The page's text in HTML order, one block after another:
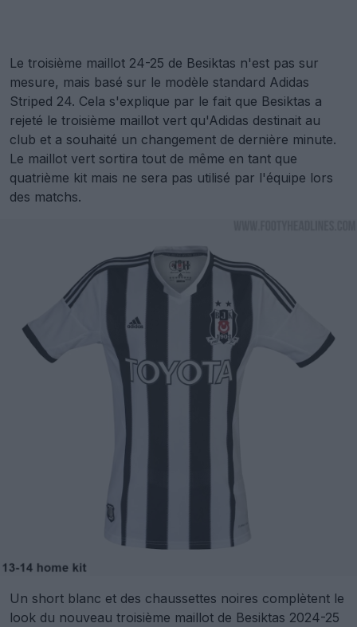
Le troisième maillot 24-25 de Besiktas n'est pas sur
mesure, mais basé sur le modèle standard Adidas
Striped 24. Cela s'explique par le fait que Besiktas a
rejeté le troisième maillot vert qu'Adidas destinait au
club et a souhaité un changement de dernière minute.
Le maillot vert sortira tout de même en tant que
quatrième kit mais ne sera pas utilisé par l'équipe lors
des matchs.
Un short blanc et des chaussettes noires complètent le
look du nouveau troisième maillot de Besiktas 2024-25